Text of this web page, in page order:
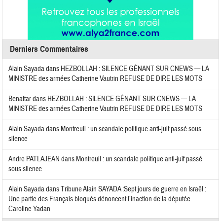
Derniers Commentaires
Alain Sayadadans HEZBOLLAH : SILENCE GÊNANT SUR CNEWS — LA
MINISTRE des armées Catherine Vautrin REFUSE DE DIRE LES MOTS
Benattardans HEZBOLLAH : SILENCE GÊNANT SUR CNEWS — LA
MINISTRE des armées Catherine Vautrin REFUSE DE DIRE LES MOTS
Alain Sayadadans Montreuil : un scandale politique anti-juif passé sous
silence
Andre PATLAJEAN dans Montreuil : un scandale politique anti-juif passé
sous silence
Alain SayadadansTribune Alain SAYADA :Sept jours de guerre en Israël :
Une partie des Français bloqués dénoncent l’inaction de la députée
Caroline Yadan